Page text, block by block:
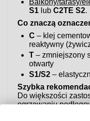
S1 lubC2TE S2.
Co znaczą
C – klej
reaktywny
T – zmniejszony
otwarty
S1/S2 –
Szybka
Do większości
ogrzewaniu